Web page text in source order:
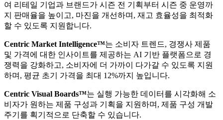
여 리테일 기업과 브랜드가 시즌 전 기획부터 시즌 중 운영까
지 판매율을 높이고, 마진을 개선하며, 재고 효율성을 최적화
할 수 있도록 지원합니다.
Centric Market Intelligence™는 소비자 트렌드, 경쟁사 제품
및 가격에 대한 인사이트를 제공하는 AI 기반 플랫폼으로 경
쟁력을 강화하고, 소비자에 더 가까이 다가갈 수 있도록 지원
하며, 평균 초기 가격을 최대 12%까지 높입니다.
Centric Visual Boards™는 실행 가능한 데이터를 시각화해 소
비자가 원하는 제품 구성과 기획을 지원하며, 제품 구성 개발
주기를 획기적으로 단축할 수 있습니다.